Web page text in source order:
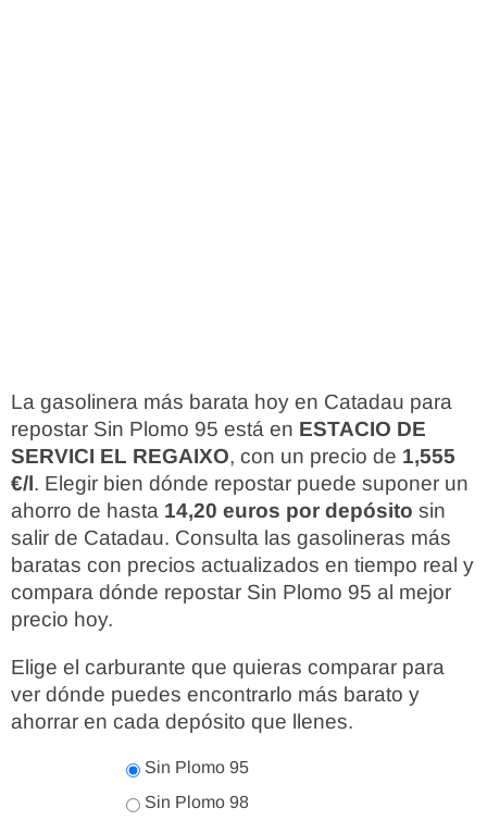
La gasolinera más barata hoy en Catadau para
repostar Sin Plomo 95 está en ESTACIO DE
SERVICI EL REGAIXO, con un precio de 1,555
€/l. Elegir bien dónde repostar puede suponer un
ahorro de hasta 14,20 euros por depósito sin
salir de Catadau. Consulta las gasolineras más
baratas con precios actualizados en tiempo real y
compara dónde repostar Sin Plomo 95 al mejor
precio hoy.
Elige el carburante que quieras comparar para
ver dónde puedes encontrarlo más barato y
ahorrar en cada depósito que llenes.
Sin Plomo 95
Sin Plomo 98